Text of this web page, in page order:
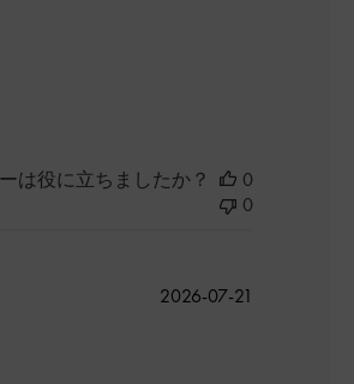
は役に立ちましたか？
0
0
2026-07-21